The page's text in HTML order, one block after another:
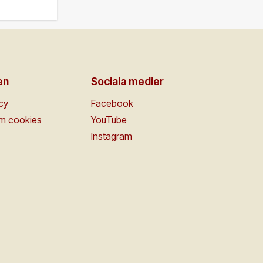
cookies
Sociala medier
Facebook
YouTube
Instagram